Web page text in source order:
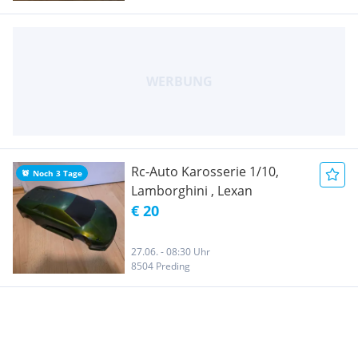
Noch 3 Tage
Rc-Auto Karosserie 1/10,
Lamborghini , Lexan
€ 20
27.06. - 08:30 Uhr
8504 Preding